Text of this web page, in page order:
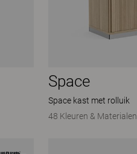
Space
Space kast met rolluik
48 Kleuren & Materialen